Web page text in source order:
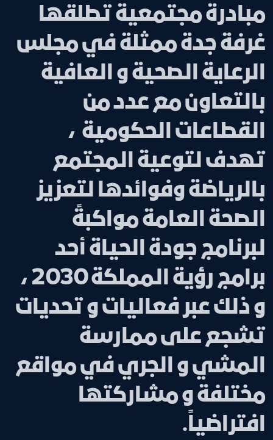
مبادرة مجتمعية تطلقها
غرفة جدة ممثلة في مجلس
الرعاية الصحية و العافية
بالتعاون مع عدد من
القطاعات الحكومية ،
تهدف لتوعية المجتمع
بالرياضة وفوائدها لتعزيز
الصحة العامة مواكبةً
لبرنامج جودة الحياة أحد
برامج رؤية المملكة 2030 ،
و ذلك عبر فعاليات و تحديات
تشجع على ممارسة
المشي و الجري في مواقع
مختلفة و مشاركتها
افتراضياً.